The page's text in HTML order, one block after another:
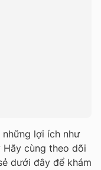
lợi ích như
cùng theo dõi
dưới đây để khám